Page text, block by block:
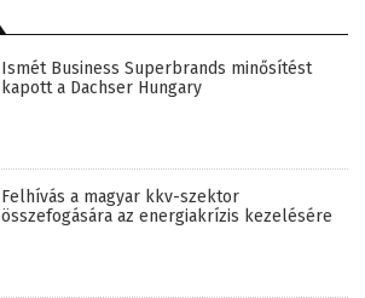
Ismét Business Superbrands minősítést
kapott a Dachser Hungary
Felhívás a magyar kkv-szektor
összefogására az energiakrízis kezelésére